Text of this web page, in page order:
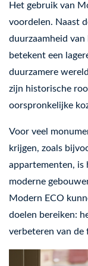
Het gebruik van
voordelen. Naast
duurzaamheid
betekent een
duurzamere
zijn historische
oorspronkelijke
Voor veel
krijgen, zoals
appartementen, is
moderne
Modern ECO
doelen bereiken:
verbeteren van de